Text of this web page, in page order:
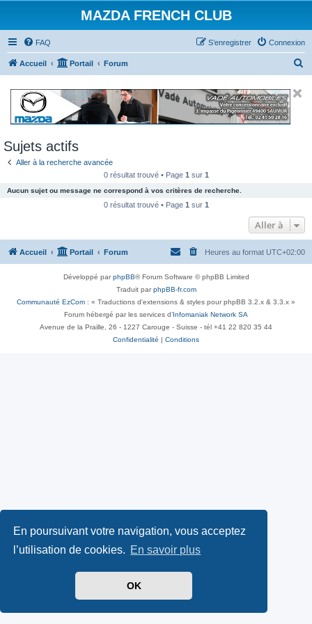
En poursuivant votre navigation, vous acceptez
l’utilisation de cookies. En savoir plus
OK
MAZDA FRENCH CLUB
FAQ Connexion
S’enregistrer
Accueil Portail Forum
Sujets actifs
Aller à la recherche avancée
0 résultat trouvé • Page 1 sur 1
Aucun sujet ou message ne correspond à vos critères de recherche.
0 résultat trouvé • Page 1 sur 1
Aller à
Accueil Portail Forum Heures au format UTC+02:00
Développé parphpBB® Forum Software © phpBB Limited
Traduit parphpBB-fr.com
Communauté EzCom : « Traductions d'extensions & styles pour phpBB 3.2.x & 3.3.x »
Forum hébergé par les services d’Infomaniak Network SA
Avenue de la Praille, 26 - 1227 Carouge - Suisse - tél +41 22 820 35 44
Confidentialité | Conditions